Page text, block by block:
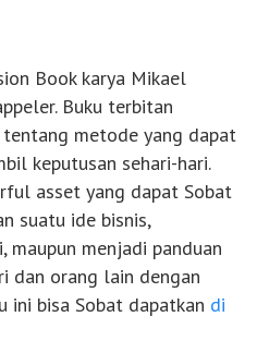
Book karya Mikael
Buku terbitan
tentang metode yang dapat
keputusan sehari-hari.
asset yang dapat Sobat
suatu ide bisnis,
maupun menjadi panduan
dan orang lain dengan
ini bisa Sobat dapatkan di